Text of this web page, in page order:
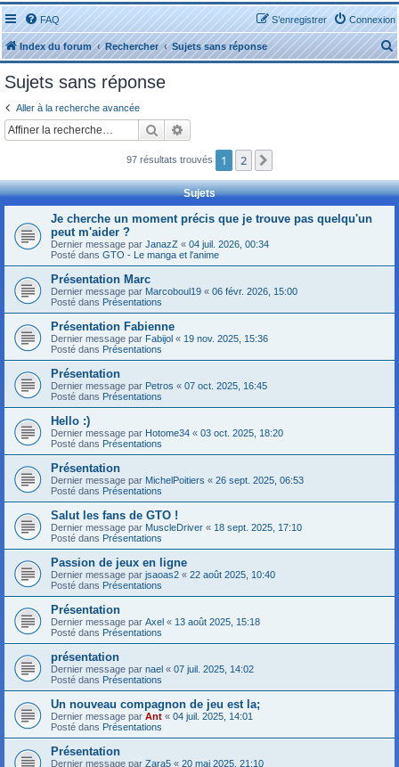
FAQ Connexion
S’enregistrer
Index du forum Rechercher Sujets sans réponse
e
h
Sujets sans réponse
Aller à la recherche avancée
Rechercher
97 résultats trouvés 1 2
Sujets
Je cherche un moment précis que je trouve pas quelqu'un
peut m'aider ?
Dernier message par JanazZ « 04 juil. 2026, 00:34
Posté dans GTO - Le manga et l'anime
Présentation Marc
Dernier message par Marcoboul19 « 06 févr. 2026, 15:00
Posté dans Présentations
Présentation Fabienne
Dernier message par Fabijol « 19 nov. 2025, 15:36
Posté dans Présentations
Présentation
Dernier message par Petros « 07 oct. 2025, 16:45
Posté dans Présentations
Hello :)
Dernier message par Hotome34 « 03 oct. 2025, 18:20
Posté dans Présentations
Présentation
Dernier message par MichelPoitiers « 26 sept. 2025, 06:53
Posté dans Présentations
Salut les fans de GTO !
Dernier message par MuscleDriver « 18 sept. 2025, 17:10
Posté dans Présentations
Passion de jeux en ligne
Dernier message par jsaoas2 « 22 août 2025, 10:40
Posté dans Présentations
Présentation
Dernier message par Axel « 13 août 2025, 15:18
Posté dans Présentations
présentation
Dernier message par nael « 07 juil. 2025, 14:02
Posté dans Présentations
Un nouveau compagnon de jeu est la;
Dernier message par Ant « 04 juil. 2025, 14:01
Posté dans Présentations
Présentation
Dernier message par Zara5 « 20 mai 2025, 21:10